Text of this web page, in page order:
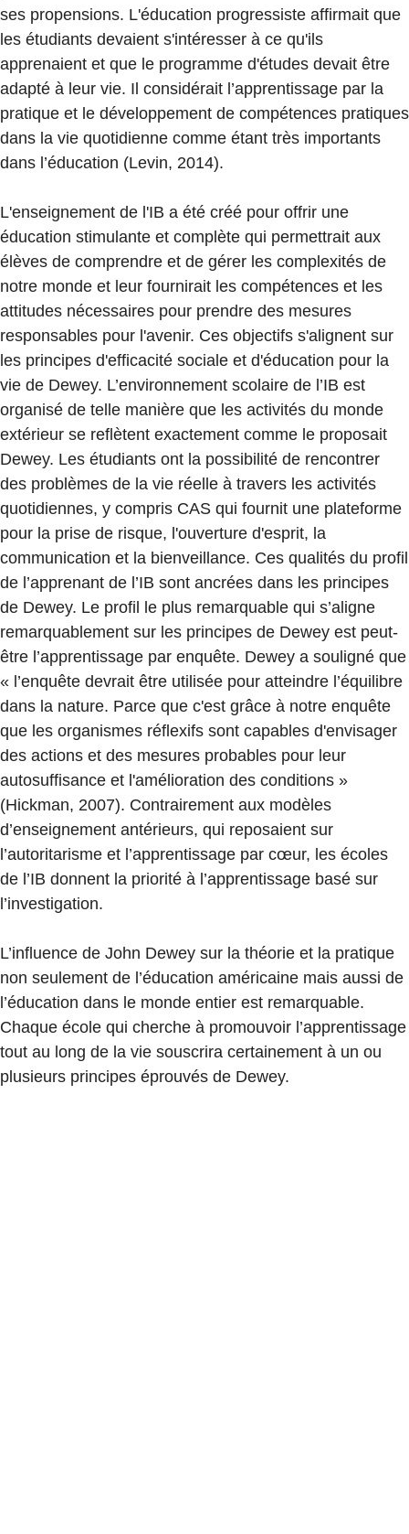
ses propensions. L'éducation progressiste affirmait que
les étudiants devaient s'intéresser à ce qu'ils
apprenaient et que le programme d'études devait être
adapté à leur vie. Il considérait l’apprentissage par la
pratique et le développement de compétences pratiques
dans la vie quotidienne comme étant très importants
dans l’éducation (Levin, 2014).
L'enseignement de l'IB a été créé pour offrir une
éducation stimulante et complète qui permettrait aux
élèves de comprendre et de gérer les complexités de
notre monde et leur fournirait les compétences et les
attitudes nécessaires pour prendre des mesures
responsables pour l'avenir. Ces objectifs s'alignent sur
les principes d'efficacité sociale et d'éducation pour la
vie de Dewey. L’environnement scolaire de l’IB est
organisé de telle manière que les activités du monde
extérieur se reflètent exactement comme le proposait
Dewey. Les étudiants ont la possibilité de rencontrer
des problèmes de la vie réelle à travers les activités
quotidiennes, y compris CAS qui fournit une plateforme
pour la prise de risque, l'ouverture d'esprit, la
communication et la bienveillance. Ces qualités du profil
de l’apprenant de l’IB sont ancrées dans les principes
de Dewey. Le profil le plus remarquable qui s’aligne
remarquablement sur les principes de Dewey est peut-
être l’apprentissage par enquête. Dewey a souligné que
« l’enquête devrait être utilisée pour atteindre l’équilibre
dans la nature. Parce que c'est grâce à notre enquête
que les organismes réflexifs sont capables d'envisager
des actions et des mesures probables pour leur
autosuffisance et l'amélioration des conditions »
(Hickman, 2007). Contrairement aux modèles
d’enseignement antérieurs, qui reposaient sur
l’autoritarisme et l’apprentissage par cœur, les écoles
de l’IB donnent la priorité à l’apprentissage basé sur
l’investigation.
L’influence de John Dewey sur la théorie et la pratique
non seulement de l’éducation américaine mais aussi de
l’éducation dans le monde entier est remarquable.
Chaque école qui cherche à promouvoir l’apprentissage
tout au long de la vie souscrira certainement à un ou
plusieurs principes éprouvés de Dewey.